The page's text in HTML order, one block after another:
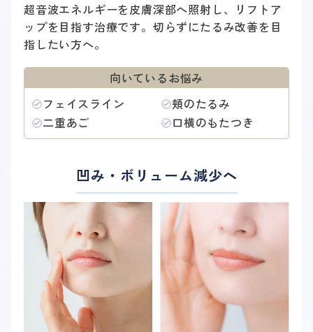
超音波エネルギーを皮膚深部へ照射し、リフトア
ップを目指す治療です。切らずにたるみ改善を目
指したい方へ。
向いているお悩み
フェイスライン
頬のたるみ
二重あご
口横のもたつき
ヒアルロン酸治療
凹み・ボリューム減少へ